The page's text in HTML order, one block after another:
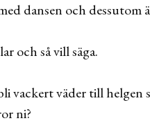
dansen och dessutom
och så vill säga.
vackert väder till helgen
ni?